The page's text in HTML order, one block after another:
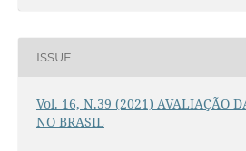
ISSUE
Vol. 16, N.39 (2021) AVALIAÇÃO
NO BRASIL